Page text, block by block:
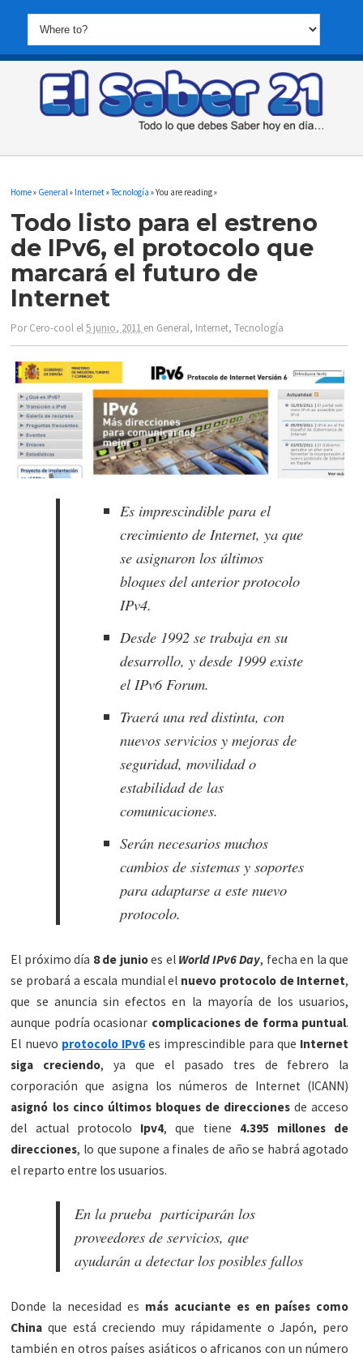
Home» General » Internet»Tecnología » You are reading »
Todo listo para el estreno
de IPv6, el protocolo que
marcará el futuro de
Internet
PorCero-cool el5 junio, 2011 en General, Internet,Tecnología
Es imprescindible para el
crecimiento de Internet, ya que
se asignaron los últimos
bloques del anterior protocolo
IPv4.
Desde 1992 se trabaja en su
desarrollo, y desde 1999 existe
el IPv6 Forum.
Traerá una red distinta, con
nuevos servicios y mejoras de
seguridad, movilidad o
estabilidad de las
comunicaciones.
Serán necesarios muchos
cambios de sistemas y soportes
para adaptarse a este nuevo
protocolo.
El próximo día 8 de junioes el World IPv6 Day, fecha en la que
se probará a escala mundial el nuevo protocolo de Internet,
que se anuncia sin efectos en la mayoría de los usuarios,
aunque podría ocasionar complicaciones de forma puntual.
El nuevo protocolo IPv6es imprescindible para que Internet
siga creciendo, ya que el pasado tres de febrero la
corporación que asigna los números de Internet (ICANN)
asignó los cinco últimos bloques de direcciones de acceso
del actual protocolo Ipv4, que tiene 4.395 millones de
direcciones, lo que supone a finales de año se habrá agotado
el reparto entre los usuarios.
En la prueba participarán los
proveedores de servicios, que
ayudarán a detectar los posibles fallos
Donde la necesidad es más acuciante es en países como
Chinaque está creciendo muy rápidamente o Japón, pero
también en otros países asiáticos o africanos con un número